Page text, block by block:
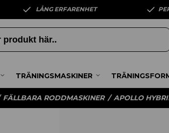
LÅNG ERFARENHET
TRÄNINGSMASKINER
FÄLLBARA RODDMASKINER / APOLLO